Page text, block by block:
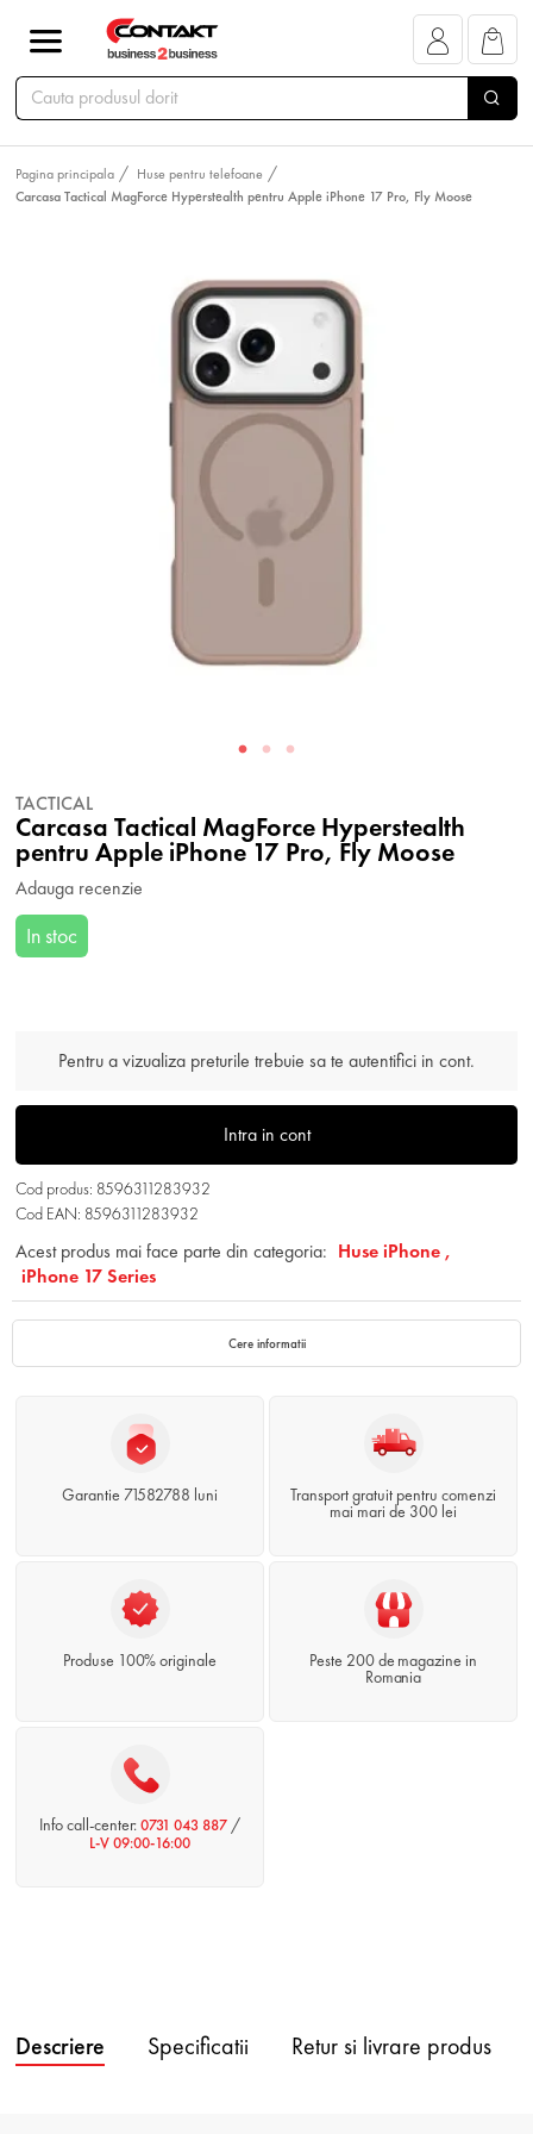
Pagina principala
Huse pentru telefoane
Carcasa Tactical MagForce Hyperstealth pentru Apple iPhone 17 Pro, Fly Moose
TACTICAL
Carcasa Tactical MagForce Hyperstealth
pentru Apple iPhone 17 Pro, Fly Moose
Adauga recenzie
In stoc
Pentru a vizualiza preturile trebuie sa te autentifici in cont.
Intra in cont
Cod produs: 8596311283932
Cod EAN: 8596311283932
Acest produs mai face parte din categoria: Huse iPhone ,
iPhone 17 Series
Cere informatii
Garantie 71582788 luni
Transport gratuit pentru comenzi
mai mari de 300 lei
Produse 100% originale
Peste 200 de magazine in
Romania
Info call-center:0731 043 887 /
L-V 09:00-16:00
Descriere Specificatii Retur si livrare produs